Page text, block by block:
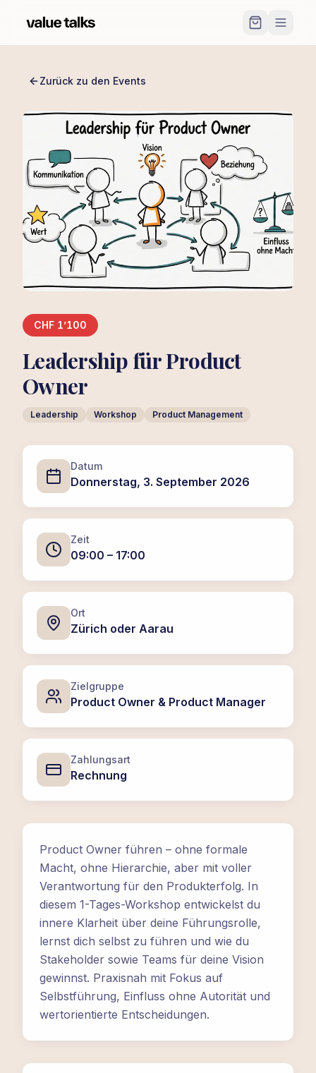
Zurück zu den Events
CHF 1’100
Leadership für Product
Owner
Leadership Workshop Product Management
Datum
Donnerstag, 3. September 2026
Zeit
09:00 – 17:00
Ort
Zürich oder Aarau
Zielgruppe
Product Owner & Product Manager
Zahlungsart
Rechnung
Product Owner führen – ohne formale
Macht, ohne Hierarchie, aber mit voller
Verantwortung für den Produkterfolg. In
diesem 1-Tages-Workshop entwickelst du
innere Klarheit über deine Führungsrolle,
lernst dich selbst zu führen und wie du
Stakeholder sowie Teams für deine Vision
gewinnst. Praxisnah mit Fokus auf
Selbstführung, Einfluss ohne Autorität und
wertorientierte Entscheidungen.